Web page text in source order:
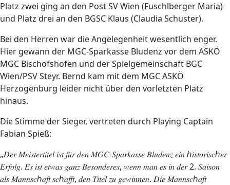
Platz zwei ging an den Post SV Wien (Fuschlberger Maria)
und Platz drei an den BGSC Klaus (Claudia Schuster).
Bei den Herren war die Angelegenheit wesentlich enger.
Hier gewann der MGC-Sparkasse Bludenz vor dem ASKÖ
MGC Bischofshofen und der Spielgemeinschaft BGC
Wien/PSV Steyr. Bernd kam mit dem MGC ASKÖ
Herzogenburg leider nicht über den vorletzten Platz
hinaus.
Die Stimme der Sieger, vertreten durch Playing Captain
Fabian Spieß:
„𝐷𝑒𝑟 𝑀𝑒𝑖𝑠𝑡𝑒𝑟𝑡𝑖𝑡𝑒𝑙 𝑖𝑠𝑡 𝑓𝑢̈𝑟 𝑑𝑒𝑛 𝑀𝐺𝐶-𝑆𝑝𝑎𝑟𝑘𝑎𝑠𝑠𝑒 𝐵𝑙𝑢𝑑𝑒𝑛𝑧 𝑒𝑖𝑛 ℎ𝑖𝑠𝑡𝑜𝑟𝑖𝑠𝑐ℎ𝑒𝑟
𝐸𝑟𝑓𝑜𝑙𝑔. 𝐸𝑠 𝑖𝑠𝑡 𝑒𝑡𝑤𝑎𝑠 𝑔𝑎𝑛𝑧 𝐵𝑒𝑠𝑜𝑛𝑑𝑒𝑟𝑒𝑠, 𝑤𝑒𝑛𝑛 𝑚𝑎𝑛 𝑒𝑠 𝑖𝑛 𝑑𝑒𝑟 2. 𝑆𝑎𝑖𝑠𝑜𝑛
𝑎𝑙𝑠 𝑀𝑎𝑛𝑛𝑠𝑐ℎ𝑎𝑓𝑡 𝑠𝑐ℎ𝑎𝑓𝑓𝑡, 𝑑𝑒𝑛 𝑇𝑖𝑡𝑒𝑙 𝑧𝑢 𝑔𝑒𝑤𝑖𝑛𝑛𝑒𝑛. 𝐷𝑖𝑒 𝑀𝑎𝑛𝑛𝑠𝑐ℎ𝑎𝑓𝑡